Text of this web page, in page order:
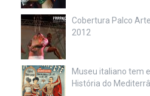
Cobertura Palco
2012
Museu italiano tem
História do